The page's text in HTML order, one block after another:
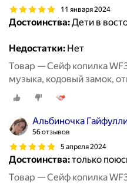
11 января 2024
Достоинства:Дети в
Недостатки: Нет
Товар — Сейф копилка
музыка, кодовый замок,
Альбиночка
56 отзывов
5 апреля 2024
Достоинства:только
Товар — Сейф копилка